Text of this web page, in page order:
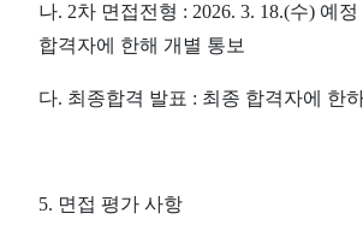
나. 2차 면접전형 : 2026. 3. 18.(수) 예정
합격자에 한해 개별 통보
다. 최종합격 발표 : 최종 합격자에 한
5. 면접 평가 사항